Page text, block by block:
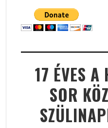
17 ÉVES A
SOR